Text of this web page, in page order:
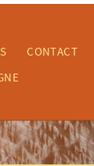
CONTACT